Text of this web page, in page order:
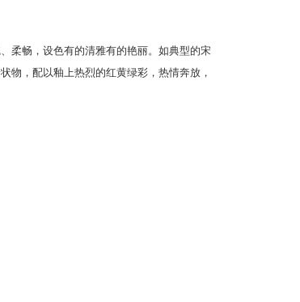
柔畅，设色有的清雅有的艳丽。如典型的宋
物，配以釉上热烈的红黄绿彩，热情奔放，